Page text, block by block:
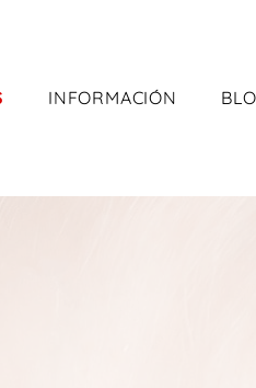
INFORMACIÓN